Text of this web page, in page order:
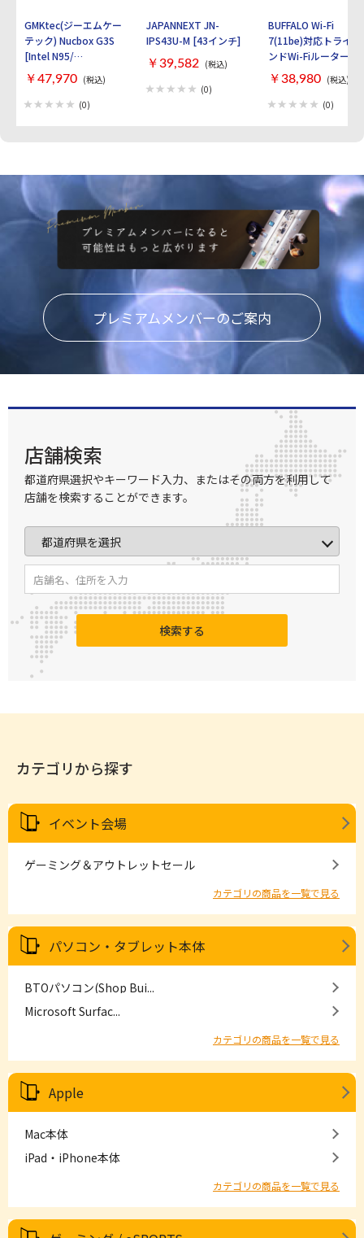
GMKtec(ジーエムケー
テック) Nucbox G3S
[Intel N95/
RAM:16GB/
SSD:512GB/ Windows
11 Pro]
￥47,970 (税込)
(0)
JAPANNEXT JN-
IPS43U-M [43インチ]
￥39,582 (税込)
(0)
BUFFALO Wi-Fi
7(11be)対応トライバ
ンドWi-Fiルーター
AirStation
WXR9300BE6P [ブラ
ック]
￥38,980 (税込)
(0)
プレミアムメンバーのご案内
店舗検索
都道府県選択やキーワード入力、またはその両方を利用して
店舗を検索することができます。
検索する
カテゴリから探す
イベント会場
ゲーミング＆アウトレットセール
カテゴリの商品を一覧で見る
パソコン・タブレット本体
BTOパソコン(Shop Bui...
Microsoft Surfac...
カテゴリの商品を一覧で見る
Apple
Mac本体
iPad・iPhone本体
カテゴリの商品を一覧で見る